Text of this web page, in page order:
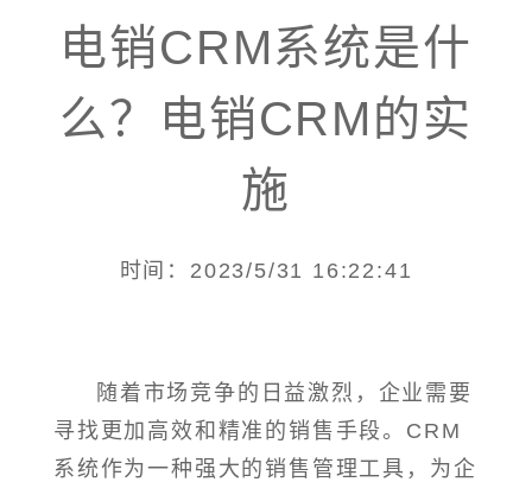
电销CRM系统是什
么？电销CRM的实
施
时间：2023/5/31 16:22:41
随着市场竞争的日益激烈，企业需要
寻找更加高效和精准的销售手段。CRM
系统作为一种强大的销售管理工具，为企